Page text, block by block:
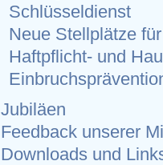
Schlüsseldienst
Neue Stellplätze
Haftpflicht- und
Jubiläen
Feedback unserer
Downloads und